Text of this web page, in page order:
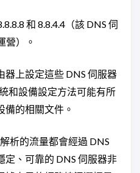
和 8.8.4.4（該 DNS 伺
營）。
上設定這些 DNS 伺服器
和設備設定方法可能有所
備的相關文件。
析的流量都會經過 DNS
、可靠的 DNS 伺服器非